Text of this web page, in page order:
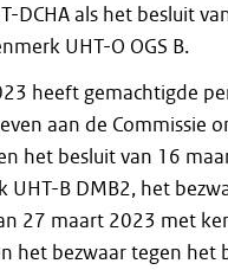
DCHA als het besluit
UHT-O OGS B.
heeft gemachtigde
aan de Commissie
het besluit van 16
UHT-B DMB2, het
27 maart 2023 met
het bezwaar tegen het